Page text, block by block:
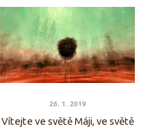
26. 1. 2019
Vítejte ve světě Máji, ve světě